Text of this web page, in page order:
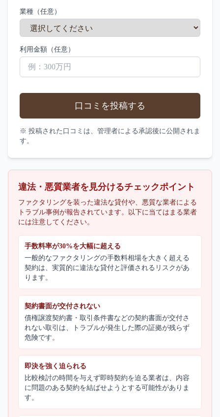
業種（任意）
利用金額（任意）
口コミを投稿する
※ 投稿された口コミは、管理者による承認後に公開されま
す。
違法・悪質業者を見分けるチェックポイント
ファクタリングを装った違法な貸付や、悪質な業者による
トラブル事例が報告されています。以下に当てはまる業者
には注意してください。
手数料率が30%を大幅に超える
一般的なファクタリングの手数料相場を大きく超える
契約は、実質的に違法な貸付と評価されるリスクがあ
ります。
契約書面が交付されない
債権譲渡契約書・取引条件書などの契約書面が交付さ
れない取引は、トラブルが発生した際の証拠が残らず
危険です。
即決を強く迫られる
比較検討の時間を与えず即時契約を迫る業者は、内容
に問題のある契約を結ばせようとする可能性がありま
す。